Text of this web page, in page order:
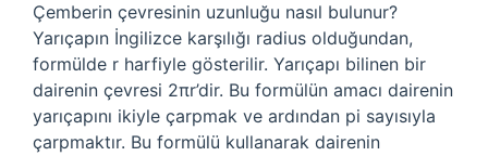
Çemberin çevresinin uzunluğu nasıl bulunur?
Yarıçapın İngilizce karşılığı radius olduğundan,
formülde r harfiyle gösterilir. Yarıçapı bilinen bir
dairenin çevresi 2πr’dir. Bu formülün amacı dairenin
yarıçapını ikiyle çarpmak ve ardından pi sayısıyla
çarpmaktır. Bu formülü kullanarak dairenin